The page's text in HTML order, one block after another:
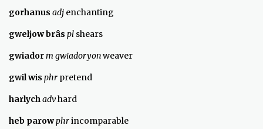
gorhanus adj enchanting
gweljow brâs pl shears
gwiadorm gwiadoryonweaver
gwil wis phr pretend
harlychadvhard
heb parowphrincomparable